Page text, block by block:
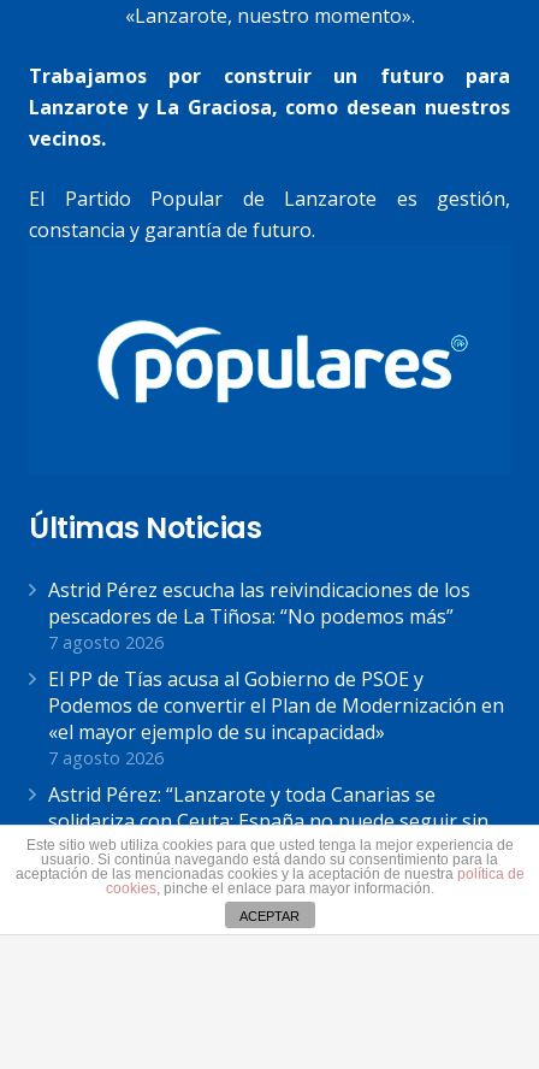
«Lanzarote, nuestro momento».
Trabajamos por construir un futuro para
Lanzarote y La Graciosa, como desean nuestros
vecinos.
El Partido Popular de Lanzarote es gestión,
constancia y garantía de futuro.
Últimas Noticias
Astrid Pérez escucha las reivindicaciones de los
pescadores de La Tiñosa: “No podemos más”
7 agosto 2026
El PP de Tías acusa al Gobierno de PSOE y
Podemos de convertir el Plan de Modernización en
«el mayor ejemplo de su incapacidad»
7 agosto 2026
Astrid Pérez: “Lanzarote y toda Canarias se
solidariza con Ceuta: España no puede seguir sin
una política migratoria de Estado”
31 julio 2026
Este sitio web utiliza cookies para que usted tenga la mejor experiencia de
usuario. Si continúa navegando está dando su consentimiento para la
aceptación de las mencionadas cookies y la aceptación de nuestra política de
cookies, pinche el enlace para mayor información.
ACEPTAR